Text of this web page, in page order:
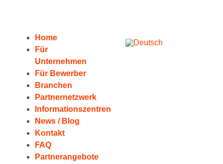
Home
Für
Unternehmen
Für Bewerber
Branchen
Partnernetzwerk
Informationszentren
News / Blog
Kontakt
FAQ
Partnerangebote